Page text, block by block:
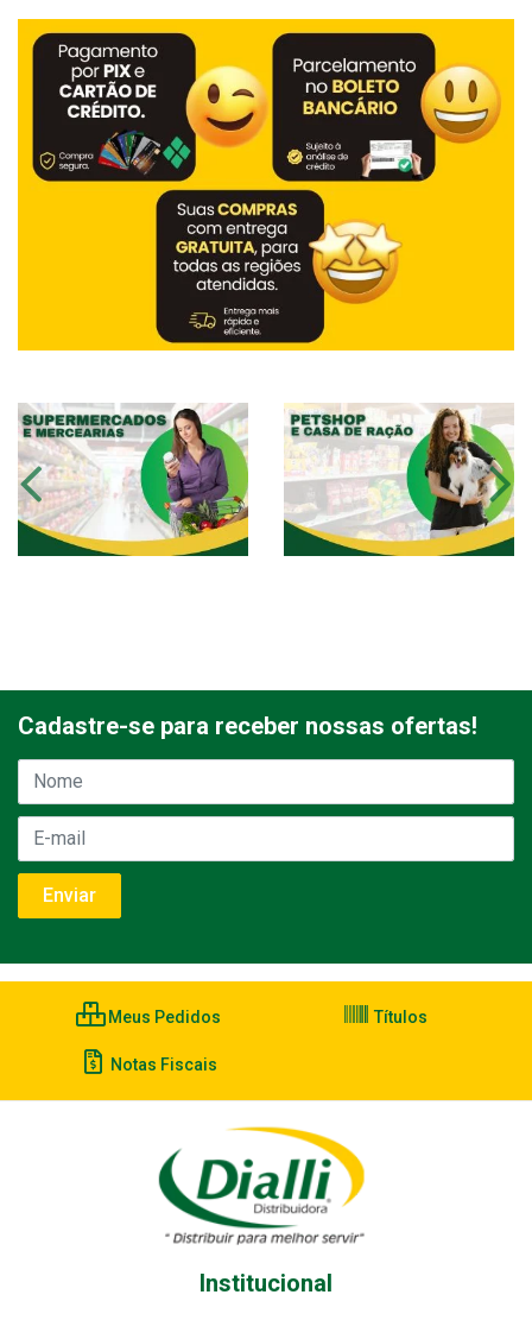
Cadastre-se para receber nossas ofertas!
Meus Pedidos Títulos
Notas Fiscais
Institucional